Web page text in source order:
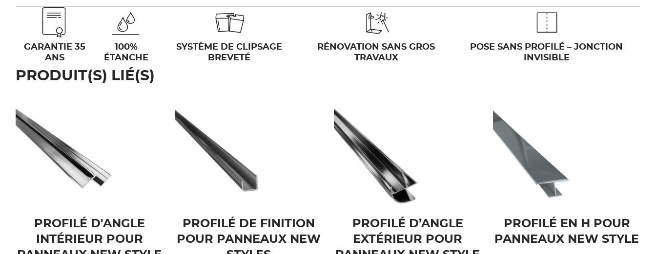
GARANTIE 35
ANS
100%
ÉTANCHE
SYSTÈME DE CLIPSAGE
BREVETÉ
RÉNOVATION SANS GROS
TRAVAUX
POSE SANS PROFILÉ – JONCTION
INVISIBLE
PRODUIT(S) LIÉ(S)
PROFILÉ D'ANGLE
INTÉRIEUR POUR
PROFILÉ DE FINITION
POUR PANNEAUX NEW
PROFILÉ D’ANGLE
EXTÉRIEUR POUR
PROFILÉ EN H POUR
PANNEAUX NEW STYLE